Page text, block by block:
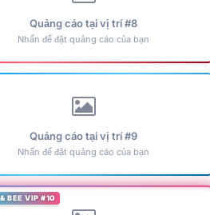
Quảng cáo tại vị trí #8
Nhấn để đặt quảng cáo của bạn
Quảng cáo tại vị trí #9
Nhấn để đặt quảng cáo của bạn
BEE VIP #10